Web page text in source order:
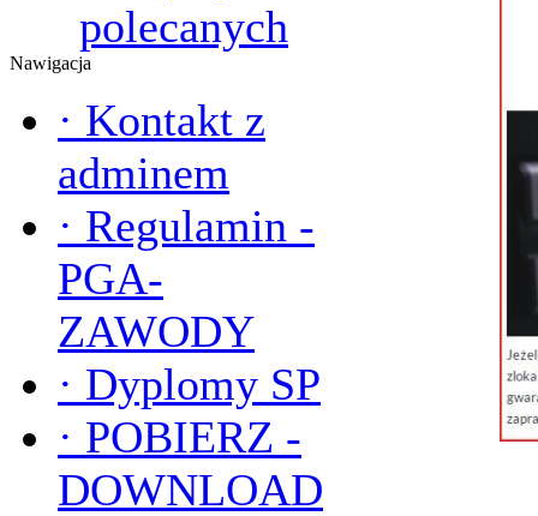
polecanych
Nawigacja
· Kontakt z
adminem
· Regulamin -
PGA-
ZAWODY
· Dyplomy SP
· POBIERZ -
DOWNLOAD